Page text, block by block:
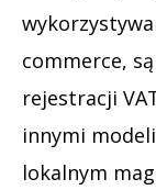
commerce,
rejestracji
innymi
lokalnym